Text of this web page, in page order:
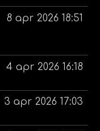
8 apr 2026 18:51
4 apr 2026 16:18
3 apr 2026 17:03